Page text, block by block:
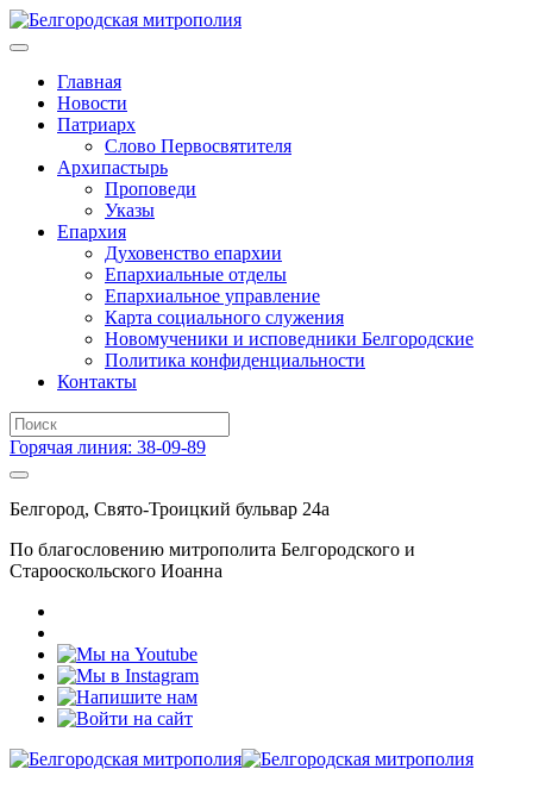
Главная
Новости
Патриарх
Слово Первосвятителя
Архипастырь
Проповеди
Указы
Епархия
Духовенство епархии
Епархиальные отделы
Епархиальное управление
Карта социального служения
Новомученики и исповедники Белгородские
Политика конфиденциальности
Контакты
Горячая линия: 38-09-89
Белгород, Свято-Троицкий бульвар 24а
По благословению митрополита Белгородского и
Старооскольского Иоанна